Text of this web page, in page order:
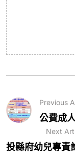
Previous
公費成
Next
投縣府幼兒專責